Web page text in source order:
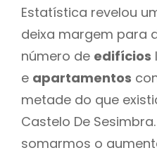
Estatística revelou
deixa margem para
número de edifícios
e apartamentos
metade do que
Castelo De
somarmos o